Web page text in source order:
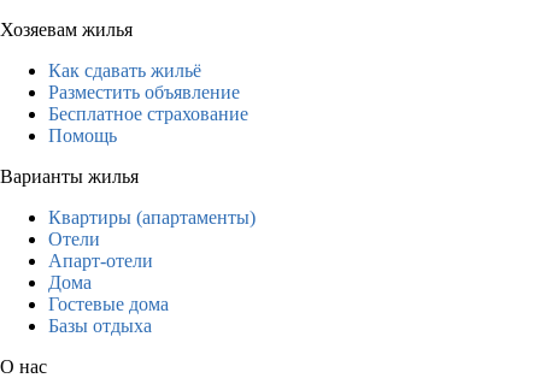
Хозяевам жилья
Как сдавать жильё
Разместить объявление
Бесплатное страхование
Помощь
Варианты жилья
Квартиры (апартаменты)
Отели
Апарт-отели
Дома
Гостевые дома
Базы отдыха
О нас